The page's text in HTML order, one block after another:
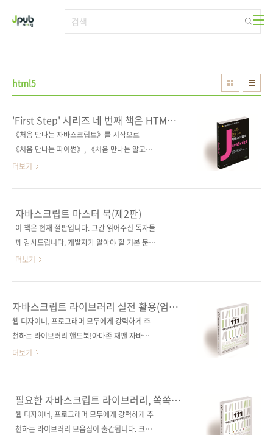
html5
'First Step' 시리즈 네 번째 책은 HTML5
& CSS3입니다!
《처음 만나는 자바스크립트》를 시작으로
《처음 만나는 파이썬》, 《처음 만나는 알고리
즘》에 이어 'First Step' 시리즈의 그 네 번째
받는 책들로 'First Step' 시리즈를 꾸렸는데요.
국내 독자들도 많이 읽어주시고 좋은 평도 해주
셔서 만든 보람을 느끼는 시리즈입니다. :) 'First
HTML5 & CSS3》입니다. 이 책의 원서는 일본
에서 작년 10월말에 출간되었는데, 아마존재팬
보이고 있을 정도로 독자들의 인기를 얻고 있는
서적입니다. 《처음 만나는 HTML5 & CSS3》
의 저자는 《처음 만나는 ..
더보기
자바스크립트 마스터 북(제2판)
이 책은 현재 절판입니다. 그간 읽어주신 독자들
께 감사드립니다. 개발자가 알아야 할 기본 문법
부터 완벽한 현장 대응까지! 출판사 제이펍원출
명 야마다 요시히로역자명 정인식출판일 2017
년 8월 16일페이지 516쪽판 형 46배판변형
(188*245*25)제 본 무선(soft cover)정 가
키워드 자바스크립트 / ECMAScript 6 / Ajax /
객체지향 프로그래밍분야 프로그래밍 / 자바스
■ 원출판사 도서 소개 페이지 관련 포스트■
2017/08/03 - [출간전 책소식] - 일본 최고의..
더보기
자바스크립트 라이브러리 실전 활용(엄선
111)
웹 디자이너, 프로그래머 모두에게 강력하게 추
천하는 라이브러리 핸드북!아마존 재팬 자바스
크립트 분야 베스트셀러! 출판사 제이펍원출판
ISBN: 9784774156118)저자명 WINGS 프로
젝트(야마다 요시히로, 야스니시 쯔요시, 타카에
켄, 타카노 쇼)역자명 정인식출판일 2013년 12
더보기
필요한 자바스크립트 라이브러리, 쏙쏙
골라 쓰자!
웹 디자이너, 프로그래머 모두에게 강력하게 추
천하는 라이브러리 모음집이 출간됩니다. 크로